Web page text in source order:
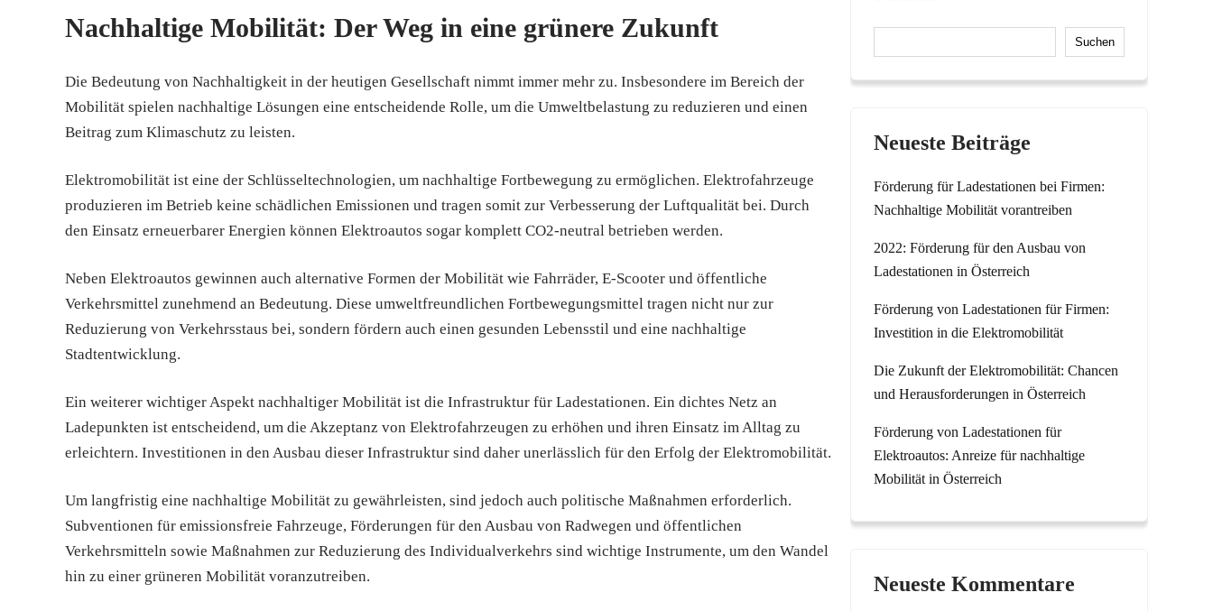
Nachhaltige Mobilität: Der Weg in eine grünere Zukunft
Die Bedeutung von Nachhaltigkeit in der heutigen Gesellschaft nimmt immer mehr zu. Insbesondere im Bereich der
Mobilität spielen nachhaltige Lösungen eine entscheidende Rolle, um die Umweltbelastung zu reduzieren und einen
Beitrag zum Klimaschutz zu leisten.
Elektromobilität ist eine der Schlüsseltechnologien, um nachhaltige Fortbewegung zu ermöglichen. Elektrofahrzeuge
produzieren im Betrieb keine schädlichen Emissionen und tragen somit zur Verbesserung der Luftqualität bei. Durch
den Einsatz erneuerbarer Energien können Elektroautos sogar komplett CO2-neutral betrieben werden.
Neben Elektroautos gewinnen auch alternative Formen der Mobilität wie Fahrräder, E-Scooter und öffentliche
Verkehrsmittel zunehmend an Bedeutung. Diese umweltfreundlichen Fortbewegungsmittel tragen nicht nur zur
Reduzierung von Verkehrsstaus bei, sondern fördern auch einen gesunden Lebensstil und eine nachhaltige
Stadtentwicklung.
Ein weiterer wichtiger Aspekt nachhaltiger Mobilität ist die Infrastruktur für Ladestationen. Ein dichtes Netz an
Ladepunkten ist entscheidend, um die Akzeptanz von Elektrofahrzeugen zu erhöhen und ihren Einsatz im Alltag zu
erleichtern. Investitionen in den Ausbau dieser Infrastruktur sind daher unerlässlich für den Erfolg der Elektromobilität.
Um langfristig eine nachhaltige Mobilität zu gewährleisten, sind jedoch auch politische Maßnahmen erforderlich.
Subventionen für emissionsfreie Fahrzeuge, Förderungen für den Ausbau von Radwegen und öffentlichen
Verkehrsmitteln sowie Maßnahmen zur Reduzierung des Individualverkehrs sind wichtige Instrumente, um den Wandel
hin zu einer grüneren Mobilität voranzutreiben.
Suchen
Neueste Beiträge
Förderung für Ladestationen bei Firmen:
Nachhaltige Mobilität vorantreiben
2022: Förderung für den Ausbau von
Ladestationen in Österreich
Förderung von Ladestationen für Firmen:
Investition in die Elektromobilität
Die Zukunft der Elektromobilität: Chancen
und Herausforderungen in Österreich
Förderung von Ladestationen für
Elektroautos: Anreize für nachhaltige
Mobilität in Österreich
Neueste Kommentare